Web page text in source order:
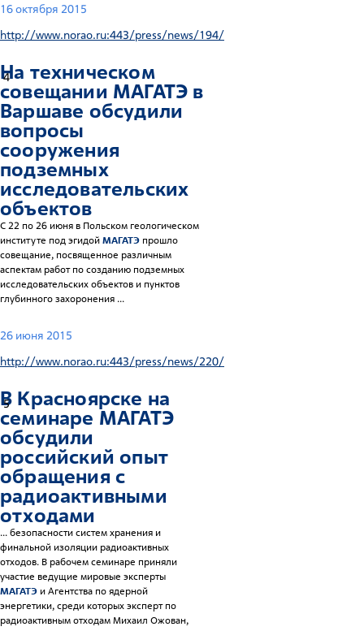
16 октября 2015
http://www.norao.ru:443/press/news/194/
4
На техническом
совещании МАГАТЭ в
Варшаве обсудили
вопросы
сооружения
подземных
исследовательских
объектов
С 22 по 26 июня в Польском геологическом
институте под эгидойМАГАТЭ прошло
совещание, посвященное различным
аспектам работ по созданию подземных
исследовательских объектов и пунктов
глубинного захоронения ...
26 июня 2015
http://www.norao.ru:443/press/news/220/
5
В Красноярске на
семинаре МАГАТЭ
обсудили
российский опыт
обращения с
радиоактивными
отходами
... безопасности систем хранения и
финальной изоляции радиоактивных
отходов. В рабочем семинаре приняли
участие ведущие мировые эксперты
МАГАТЭ и Агентства по ядерной
энергетики, среди которых эксперт по
радиоактивным отходам Михаил Ожован,